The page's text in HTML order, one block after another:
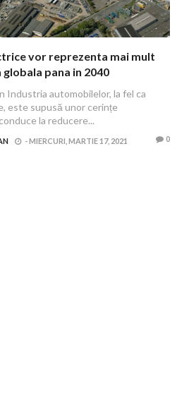
vor reprezenta mai mult
pana in 2040
Industria automobilelor, la fel ca
este supusă unor cerințe
la reducere...
-MIERCURI, MARTIE 17, 2021 0